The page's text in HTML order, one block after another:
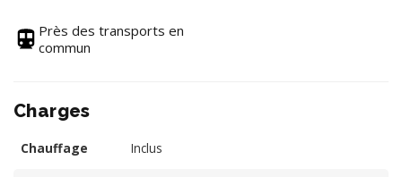
Près des transports en
commun
Charges
Chauffage Inclus